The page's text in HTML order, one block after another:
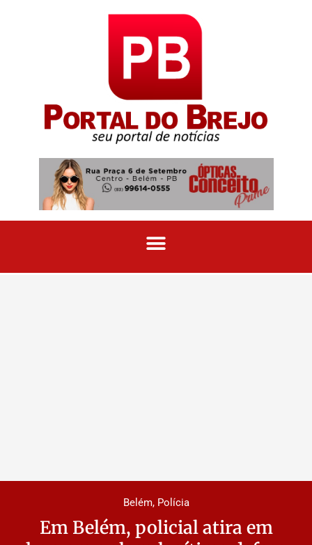
Belém, Polícia
Em Belém, policial atira em